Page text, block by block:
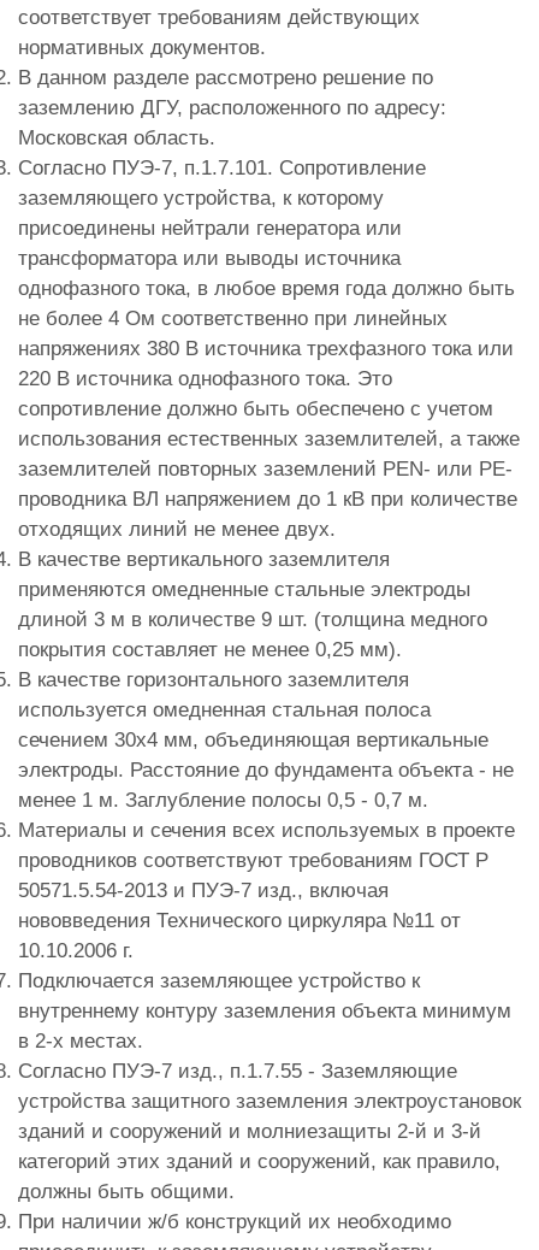
соответствует требованиям действующих
нормативных документов.
В данном разделе рассмотрено решение по
заземлению ДГУ, расположенного по адресу:
Московская область.
Согласно ПУЭ-7, п.1.7.101. Сопротивление
заземляющего устройства, к которому
присоединены нейтрали генератора или
трансформатора или выводы источника
однофазного тока, в любое время года должно быть
не более 4 Ом соответственно при линейных
напряжениях 380 В источника трехфазного тока или
220 В источника однофазного тока. Это
сопротивление должно быть обеспечено с учетом
использования естественных заземлителей, а также
заземлителей повторных заземлений PEN- или PE-
проводника ВЛ напряжением до 1 кВ при количестве
отходящих линий не менее двух.
В качестве вертикального заземлителя
применяются омедненные стальные электроды
длиной 3 м в количестве 9 шт. (толщина медного
покрытия составляет не менее 0,25 мм).
В качестве горизонтального заземлителя
используется омедненная стальная полоса
сечением 30х4 мм, объединяющая вертикальные
электроды. Расстояние до фундамента объекта - не
менее 1 м. Заглубление полосы 0,5 - 0,7 м.
Материалы и сечения всех используемых в проекте
проводников соответствуют требованиям ГОСТ Р
50571.5.54-2013 и ПУЭ-7 изд., включая
нововведения Технического циркуляра №11 от
10.10.2006 г.
Подключается заземляющее устройство к
внутреннему контуру заземления объекта минимум
в 2-х местах.
Согласно ПУЭ-7 изд., п.1.7.55 - Заземляющие
устройства защитного заземления электроустановок
зданий и сооружений и молниезащиты 2-й и 3-й
категорий этих зданий и сооружений, как правило,
должны быть общими.
При наличии ж/б конструкций их необходимо